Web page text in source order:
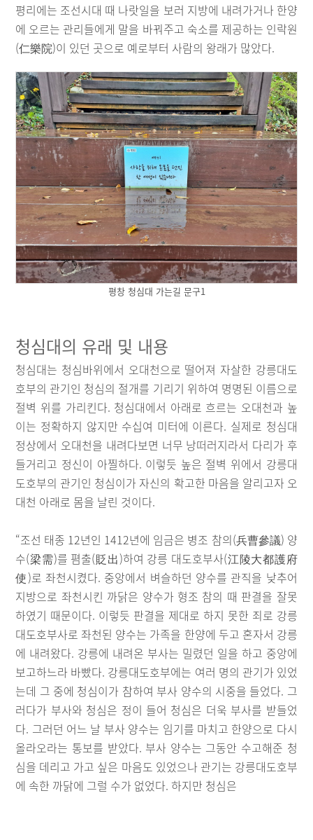
평리에는 조선시대 때 나랏일을 보러 지방에 내려가거나 한양
에 오르는 관리들에게 말을 바꿔주고 숙소를 제공하는 인락원
(仁樂院)이 있던 곳으로 예로부터 사람의 왕래가 많았다.
평창 청심대 가는길 문구1
청심대의 유래 및 내용
청심대는 청심바위에서 오대천으로 떨어져 자살한 강릉대도
호부의 관기인 청심의 절개를 기리기 위하여 명명된 이름으로
절벽 위를 가리킨다. 청심대에서 아래로 흐르는 오대천과 높
이는 정확하지 않지만 수십여 미터에 이른다. 실제로 청심대
정상에서 오대천을 내려다보면 너무 낭떠러지라서 다리가 후
들거리고 정신이 아찔하다. 이렇듯 높은 절벽 위에서 강릉대
도호부의 관기인 청심이가 자신의 확고한 마음을 알리고자 오
대천 아래로 몸을 날린 것이다.
“조선 태종 12년인 1412년에 임금은 병조 참의(兵曹參議) 양
수(梁需)를 폄출(貶出)하여 강릉 대도호부사(江陵大都護府
使)로 좌천시켰다. 중앙에서 벼슬하던 양수를 관직을 낮추어
지방으로 좌천시킨 까닭은 양수가 형조 참의 때 판결을 잘못
하였기 때문이다. 이렇듯 판결을 제대로 하지 못한 죄로 강릉
대도호부사로 좌천된 양수는 가족을 한양에 두고 혼자서 강릉
에 내려왔다. 강릉에 내려온 부사는 밀렸던 일을 하고 중앙에
보고하느라 바빴다. 강릉대도호부에는 여러 명의 관기가 있었
는데 그 중에 청심이가 참하여 부사 양수의 시중을 들었다. 그
러다가 부사와 청심은 정이 들어 청심은 더욱 부사를 받들었
다. 그러던 어느 날 부사 양수는 임기를 마치고 한양으로 다시
올라오라는 통보를 받았다. 부사 양수는 그동안 수고해준 청
심을 데리고 가고 싶은 마음도 있었으나 관기는 강릉대도호부
에 속한 까닭에 그럴 수가 없었다. 하지만 청심은